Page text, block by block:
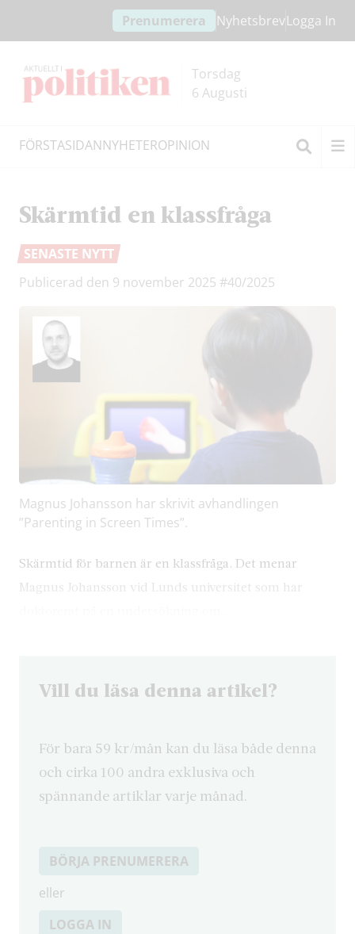
innehållet
headern
Prenumerera NyhetsbrevLogga In
Torsdag
6 Augusti
FÖRSTASIDANNYHETEROPINION
Skärmtid en klassfråga
SENASTE NYTT
Publicerad den 9 november 2025 #40/2025
Magnus Johansson har skrivit avhandlingen
”Parenting in Screen Times”.
Skärmtid för barnen är en klassfråga. Det menar
Magnus Johansson vid Lunds universitet som har
Vill du läsa denna artikel?
För bara 59 kr/mån kan du läsa både denna
och cirka 100 andra exklusiva och
spännande artiklar varje månad.
BÖRJA PRENUMERERA
eller
LOGGA IN